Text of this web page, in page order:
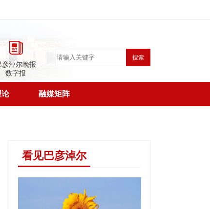
彦淖尔晚报
数字报
搜索
论 融媒矩阵
看见巴彦淖尔